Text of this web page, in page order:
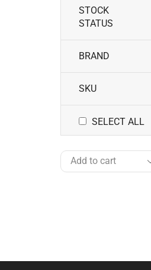
STOCK
STATUS
BRAND
SKU
SELECT ALL